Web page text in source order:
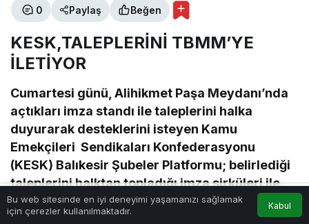
0 Paylaş Beğen
KESK,TALEPLERİNİ TBMM’YE
İLETİYOR
Cumartesi günü, Alihikmet Paşa Meydanı’nda
açtıkları imza standı ile taleplerini halka
duyurarak desteklerini isteyen Kamu
Emekçileri Sendikaları Konfederasyonu
(KESK) Balıkesir Şubeler Platformu; belirlediği
taleplerini halktan topladığı imza sirküleri ile
birlikte Türkiye Büyük Millet Meclisi (TBMM) ye
iletİYOR.Konuya ilişkin bir açıklama yapan
Bu web sitesinde en iyi deneyimi yaşamanızı sağlamak
için çerezler kullanılmaktadır.
Kabul
Anasayfa